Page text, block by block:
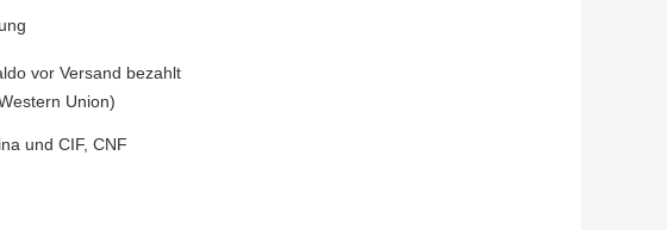
vor Versand bezahlt
Union)
und CIF, CNF